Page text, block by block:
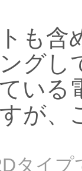
も含
グし
いる
が、
タイプ